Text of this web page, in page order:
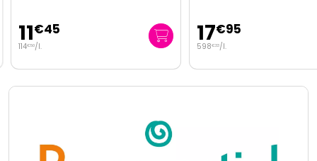
11€45
114€50/l. 17€95
598€33/l.